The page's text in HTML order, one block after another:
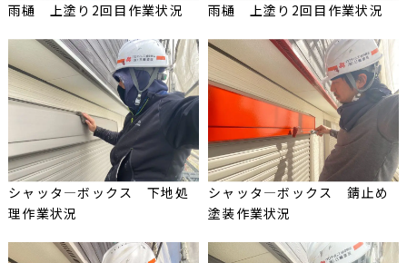
雨樋 上塗り2回目作業状況 雨樋 上塗り2回目作業状況
シャッタ―ボックス 下地処
理作業状況
シャッタ―ボックス 錆止め
塗装作業状況